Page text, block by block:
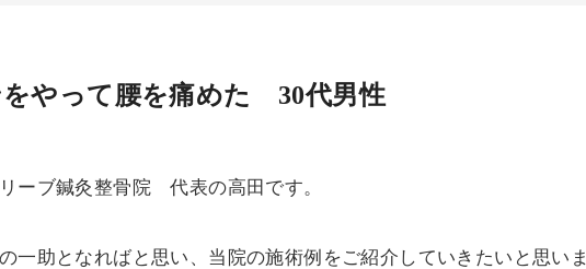
やって腰を痛めた 30代男性
ーブ鍼灸整骨院 代表の高田です。
一助となればと思い、当院の施術例をご紹介していきたいと思いま